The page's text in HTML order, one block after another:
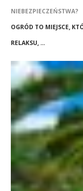
NIEBEZPIECZEŃSTWA?
OGRÓD TO MIEJSCE,
RELAKSU, …